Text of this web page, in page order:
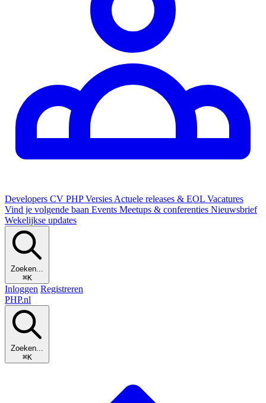
Developers CV PHP Versies Actuele releases & EOL Vacatures
Vind je volgende baan Events Meetups & conferenties Nieuwsbrief
Wekelijkse updates
Zoeken...
⌘K
Inloggen Registreren
PHP.nl
Zoeken...
⌘K